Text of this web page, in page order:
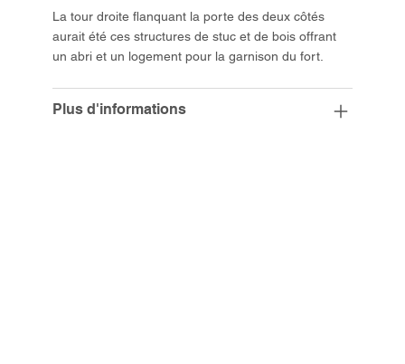
La tour droite flanquant la porte des deux côtés
aurait été ces structures de stuc et de bois offrant
un abri et un logement pour la garnison du fort.
Plus d'informations